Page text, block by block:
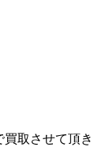
買取させて頂き